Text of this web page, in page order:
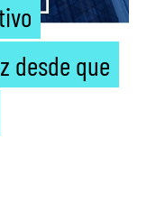
desde que